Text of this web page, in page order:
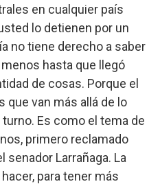
en cualquier país
lo detienen por un
no tiene derecho a saber
hasta que llegó
de cosas. Porque el
que van más allá de lo
Es como el tema de
primero reclamado
senador Larrañaga. La
para tener más